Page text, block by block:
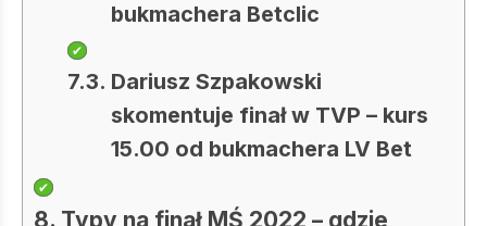
bukmachera Betclic
Dariusz Szpakowski
skomentuje finał w TVP – kurs
15.00 od bukmachera LV Bet
Typy na finał MŚ 2022 – gdzie